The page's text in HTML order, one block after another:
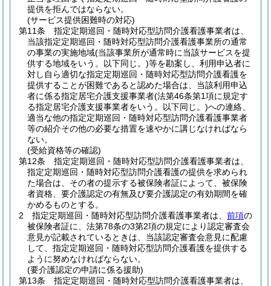
提供を拒んではならない。
(サービス提供困難時の対応)
第11条
指定定期巡回・随時対応型訪問介護看護事業者は、
当該指定定期巡回・随時対応型訪問介護看護事業所の通常
の事業の実施地域(当該事業所が通常時に当該サービスを提
供する地域をいう。以下同じ。)等を勘案し、利用申込者に
対し自ら適切な指定定期巡回・随時対応型訪問介護看護を
提供することが困難であると認めた場合は、当該利用申込
者に係る指定居宅介護支援事業者(法第46条第1項に規定す
る指定居宅介護支援事業者をいう。以下同じ。)への連絡、
適当な他の指定定期巡回・随時対応型訪問介護看護事業者
等の紹介その他の必要な措置を速やかに講じなければなら
ない。
(受給資格等の確認)
第12条
指定定期巡回・随時対応型訪問介護看護事業者は、
指定定期巡回・随時対応型訪問介護看護の提供を求められ
た場合は、その者の提示する被保険者証によって、被保険
者資格、要介護認定の有無及び要介護認定の有効期間を確
かめるものとする。
2
指定定期巡回・随時対応型訪問介護看護事業者は、 前項の
被保険者証に、法第78条の3第2項の規定により認定審査会
意見が記載されているときは、当該認定審査会意見に配慮
して、指定定期巡回・随時対応型訪問介護看護を提供する
ように努めなければならない。
(要介護認定の申請に係る援助)
第13条
指定定期巡回・随時対応型訪問介護看護事業者は、